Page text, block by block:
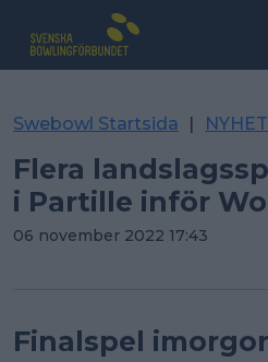
Swebowl Startsida |
Flera
i Partille inför
06 november 2022 17:43
Finalspel